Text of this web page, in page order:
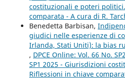
costituzionali e poteri
comparata - A cura di R.
Benedetta Barbisan,
giudici nelle esperienze di
Irlanda, Stati Uniti): la bias
, DPCE Online: Vol. 66 No.
SP1 2025 - Giurisdizioni
Riflessioni in chiave